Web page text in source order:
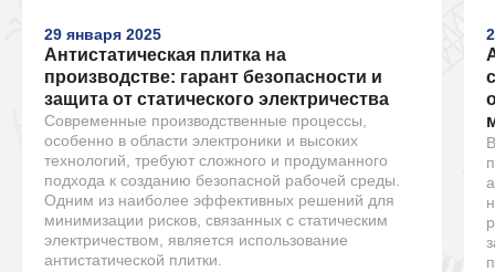
29 января 2025
Антистатическая плитка на
производстве: гарант безопасности и
защита от статического электричества
Современные производственные процессы,
особенно в области электроники и высоких
технологий, требуют сложного и продуманного
подхода к созданию безопасной рабочей среды.
Одним из наиболее эффективных решений для
минимизации рисков, связанных с статическим
электричеством, является использование
антистатической плитки.